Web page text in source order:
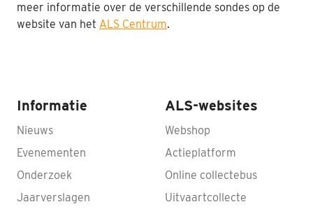
meer informatie over de verschillende sondes op de
website van het ALS Centrum.
Informatie
Nieuws
Evenementen
Onderzoek
Jaarverslagen
ALS-websites
Webshop
Actieplatform
Online collectebus
Uitvaartcollecte